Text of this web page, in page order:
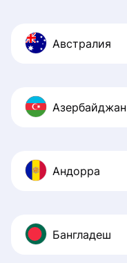
Австралия
Азербайджан
Андорра
Бангладеш